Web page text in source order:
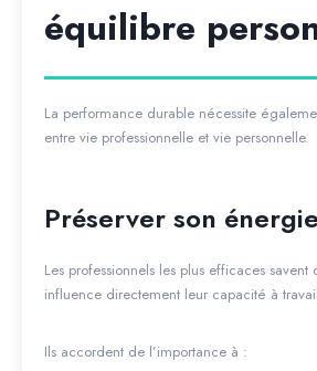
équilibre
La performance durable nécessite
entre vie professionnelle et vie personnelle.
Préserver son énergie
Les professionnels les plus efficaces
influence directement leur capacité à
Ils accordent de l’importance à :